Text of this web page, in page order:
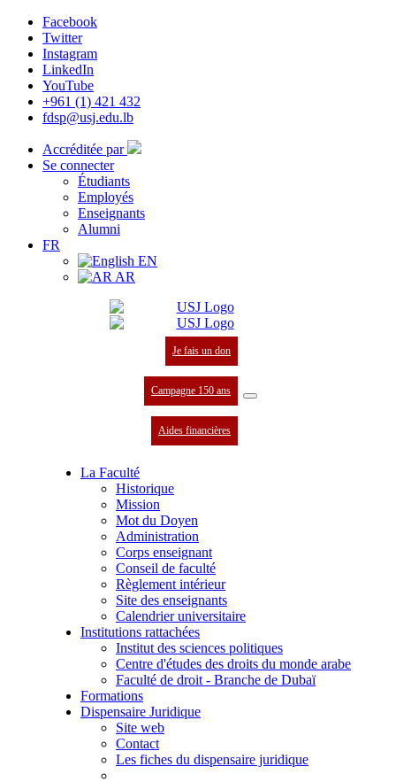
Facebook
Twitter
Instagram
LinkedIn
YouTube
+961 (1) 421 432
fdsp@usj.edu.lb
Accréditée par
Se connecter
Étudiants
Employés
Enseignants
Alumni
FR
EN
AR
Je fais un don
Campagne 150 ans
Aides financières
La Faculté
Historique
Mission
Mot du Doyen
Administration
Corps enseignant
Conseil de faculté
Règlement intérieur
Site des enseignants
Calendrier universitaire
Institutions rattachées
Institut des sciences politiques
Centre d'études des droits du monde arabe
Faculté de droit - Branche de Dubaï
Formations
Dispensaire Juridique
Site web
Contact
Les fiches du dispensaire juridique